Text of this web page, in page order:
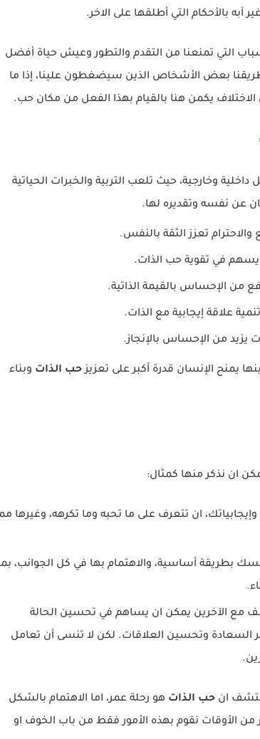
بالأحكام التي أطلقها على الاخر.
التي تمنعنا من التقدم والتطور وعيش حياة أفضل
بعض الأشخاص الذين سيضغطون علينا، إذا ما
يكمن هنا بالقيام بهذا الفعل من مكان حب.
وخارجية، حيث تلعب التربية والخبرات الحياتية
عن نفسه وتقديره لها.
تعزز الثقة بالنفس.
يسهم في تقوية حب الذات.
من الإحساس بالقيمة الذاتية.
علاقة إيجابية مع الذات.
يزيد من الإحساس بالإنجاز.
يمنح الإنسان قدرة أكبر على تعزيزحب الذات وبناء
ان نذكر منها كمثال:
ان تتعرف على ما تحبه وما تكرهه، وغيرها
بطريقة أساسية، والاهتمام بها في كل الجوانب،
مع الآخرين يمكن ان يساهم في تحسين الحالة
السعادة وتحسين العلاقات. لكن لا تنسى أن تعامل
ان حب الذات هو رحلة عمر، اما الاهتمام بالشكل
من الأوقات نقوم بهذه الأمور فقط من باب الخوف او